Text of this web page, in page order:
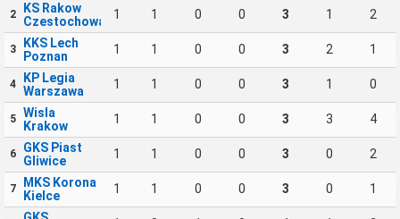
2
KS Rakow
Czestochowa
1 1 0 0 3 1 2
3
KKS Lech
Poznan
1 1 0 0 3 2 1
4
KP Legia
Warszawa
1 1 0 0 3 1 0
5
Wisla
Krakow
1 1 0 0 3 3 4
6
GKS Piast
Gliwice
1 1 0 0 3 0 2
7
MKS Korona
Kielce
1 1 0 0 3 0 1